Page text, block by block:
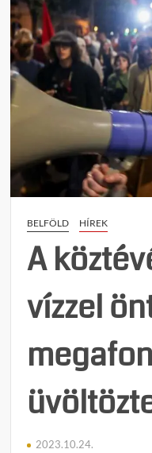
BELFÖLD HÍREK
A
vízzel
2023.10.24.